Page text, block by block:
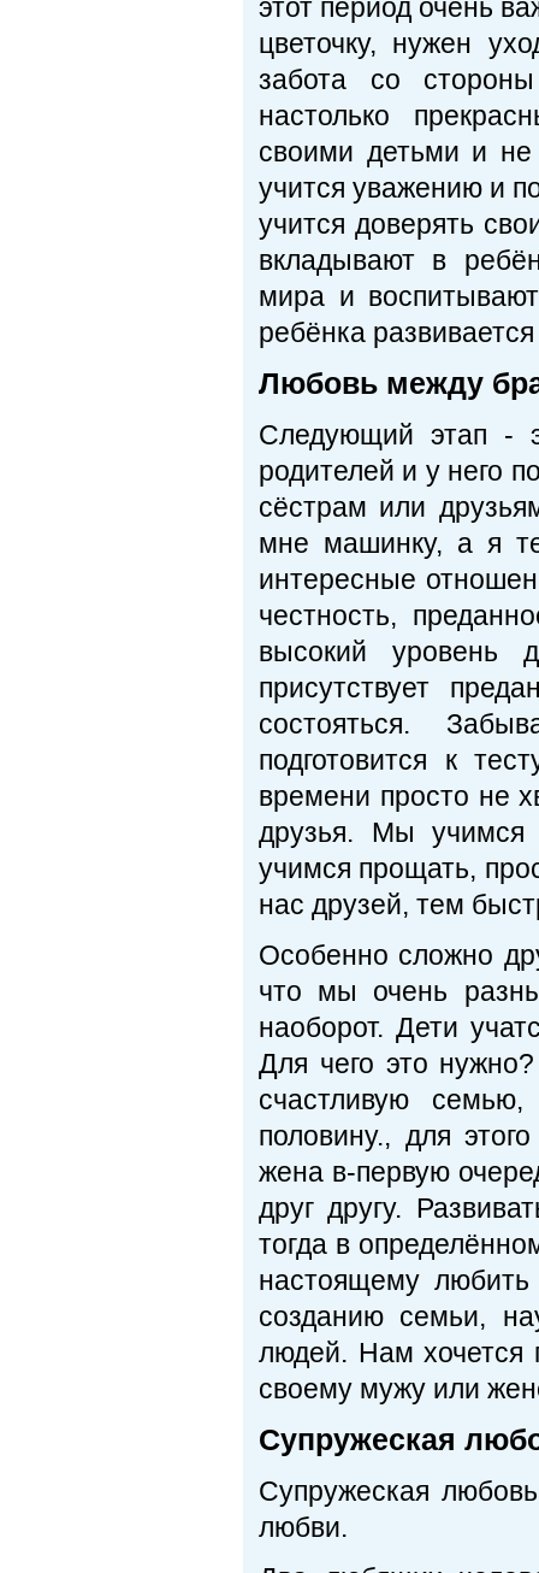
этот период очень
цветочку, нужен
забота со
настолько
своими детьми и не
учится уважению и
учится доверять
вкладывают в
мира и
ребёнка
Любовь между
Следующий этап -
родителей и у него
сёстрам или
мне машинку, а я
интересные
честность,
высокий уровень
присутствует
состояться.
подготовится к
времени просто не
друзья. Мы учимся
учимся прощать,
нас друзей, тем
Особенно сложно
что мы очень
наоборот. Дети
Для чего это
счастливую
половину., для
жена в-первую
друг другу.
тогда в
настоящему
созданию семьи,
людей. Нам хочется
своему мужу или
Супружеская
Супружеская
любви.